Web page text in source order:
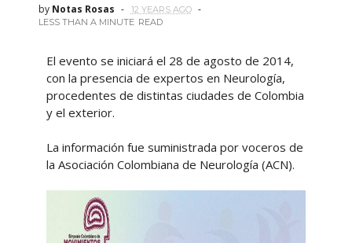
by Notas Rosas
12 YEARS AGO
LESS THAN A MINUTE READ
El evento se iniciará el 28 de agosto de 2014,
con la presencia de expertos en Neurología,
procedentes de distintas ciudades de Colombia
y el exterior.
La información fue suministrada por voceros de
la Asociación Colombiana de Neurología (ACN).